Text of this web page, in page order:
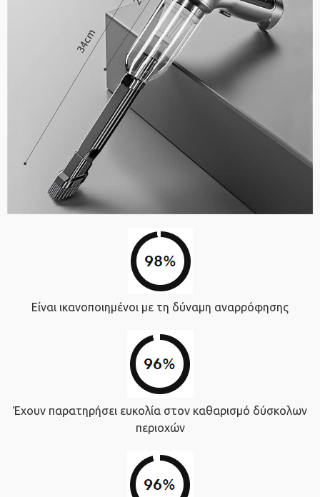
Είναι ικανοποιημένοι με τη δύναμη αναρρόφησης
Έχουν παρατηρήσει ευκολία στον καθαρισμό δύσκολων
περιοχών